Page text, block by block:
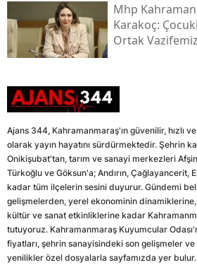
Mhp
Karakoç:
Ortak Vazifemiz
Ajans 344, Kahramanmaraş'ın güvenilir, hızlı
olarak yayın hayatını sürdürmektedir. Şehrin
Onikişubat'tan, tarım ve sanayi merkezleri
Türkoğlu ve Göksun'a; Andırın, Çağlayancerit,
kadar tüm ilçelerin sesini duyurur. Gündemi
gelişmelerden, yerel ekonominin
kültür ve sanat etkinliklerine kadar
tutuyoruz. Kahramanmaraş Kuyumcular
fiyatları, şehrin sanayisindeki son gelişmeler
yenilikler özel dosyalarla sayfamızda yer bulur.